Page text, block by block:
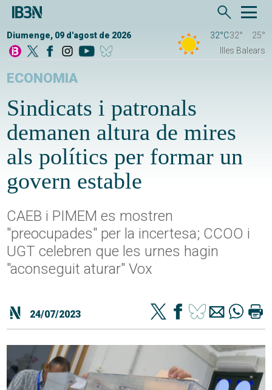
Diumenge, 09 d'agost de 2026 32°C32°
25°
Illes Balears
ECONOMIA
Sindicats i patronals
demanen altura de mires
als polítics per formar un
govern estable
CAEB i PIMEM es mostren
"preocupades" per la incertesa; CCOO i
UGT celebren que les urnes hagin
"aconseguit aturar" Vox
24/07/2023